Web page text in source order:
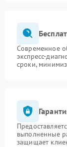
Современное
экспресс-
сроки,
выполненные
защищает